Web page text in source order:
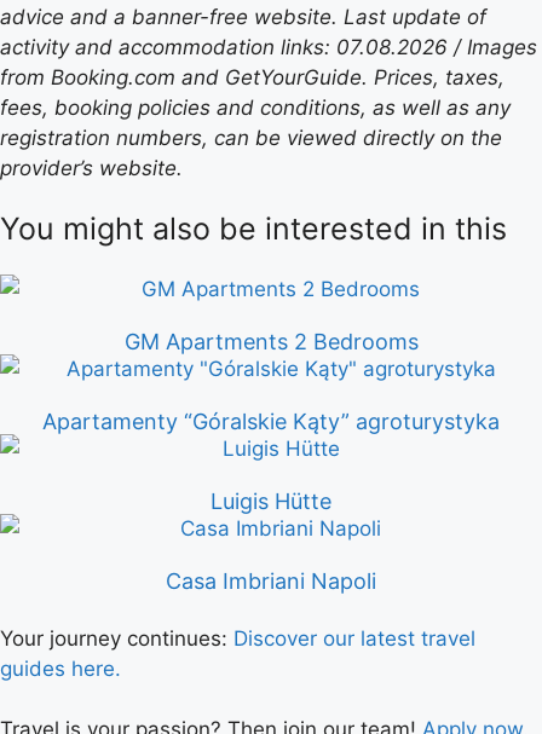
advice and a banner-free website. Last update of
activity and accommodation links: 07.08.2026 / Images
from Booking.com and GetYourGuide. Prices, taxes,
fees, booking policies and conditions, as well as any
registration numbers, can be viewed directly on the
provider’s website.
You might also be interested in this
GM Apartments 2 Bedrooms
Apartamenty “Góralskie Kąty” agroturystyka
Luigis Hütte
Casa Imbriani Napoli
Your journey continues: Discover our latest travel
guides here.